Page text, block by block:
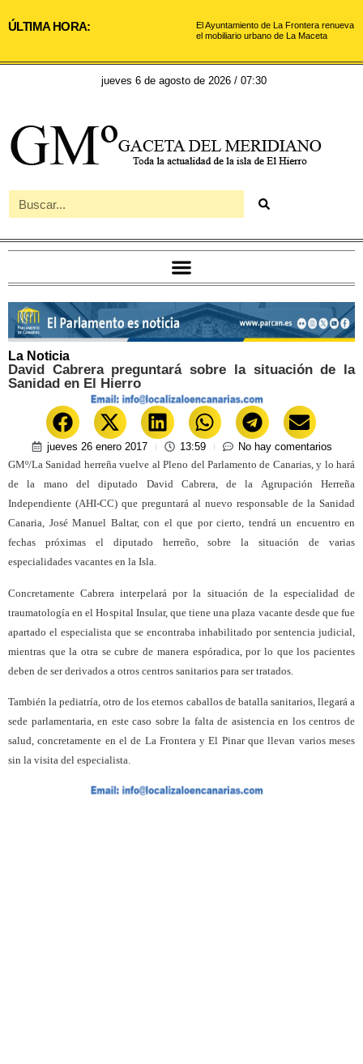
ÚLTIMA HORA:
El Ayuntamiento de La Frontera renueva
el mobiliario urbano de La Maceta
jueves 6 de agosto de 2026 / 07:30
La Noticia
David Cabrera preguntará sobre la situación de la
Sanidad en El Hierro
jueves 26 enero 2017 13:59
No hay comentarios
GMº/La Sanidad herreña vuelve al Pleno del Parlamento de Canarias, y lo hará
de la mano del diputado David Cabrera, de la Agrupación Herreña
Independiente (AHI-CC) que preguntará al nuevo responsable de la Sanidad
Canaria, José Manuel Baltar, con el que por cierto, tendrá un encuentro en
fechas próximas el diputado herreño, sobre la situación de varias
especialidades vacantes en la Isla.
Concretamente Cabrera interpelará por la situación de la especialidad de
traumatología en el Hospital Insular, que tiene una plaza vacante desde que fue
apartado el especialista que se encontraba inhabilitado por sentencia judicial,
mientras que la otra se cubre de manera espóradica, por lo que los pacientes
deben de ser derivados a otros centros sanitarios para ser tratados.
También la pediatría, otro de los eternos caballos de batalla sanitarios, llegará a
sede parlamentaria, en este caso sobre la falta de asistencia en los centros de
salud, concretamente en el de La Frontera y El Pinar que llevan varios meses
sin la visita del especialista.